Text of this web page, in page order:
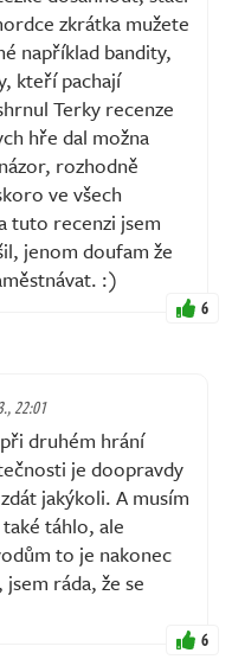
zkrátka mužete
například bandity,
kteří pachají
Terky recenze
hře dal možna
rozhodně
ve všech
tuto recenzi jsem
jenom doufam že
:)
6
22:01
druhém hrání
je doopravdy
jakýkoli. A musím
táhlo, ale
to je nakonec
ráda, že se
6